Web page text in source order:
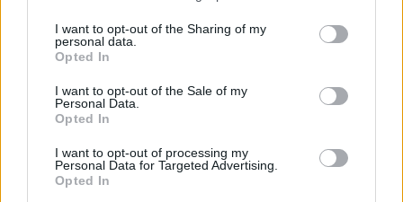
I want to opt-out of the Sharing of my
personal data.
Opted In
I want to opt-out of the Sale of my
Personal Data.
Opted In
I want to opt-out of processing my
Personal Data for Targeted Advertising.
Opted In
θα τους υποστηρίξετε ανεξάρτητα από
το αποτέλεσμα μπορεί επίσης να
Η εξάσκηση της ενσυνειδητότητας και
ρόλο στο να τους κάνει να νιώθουν